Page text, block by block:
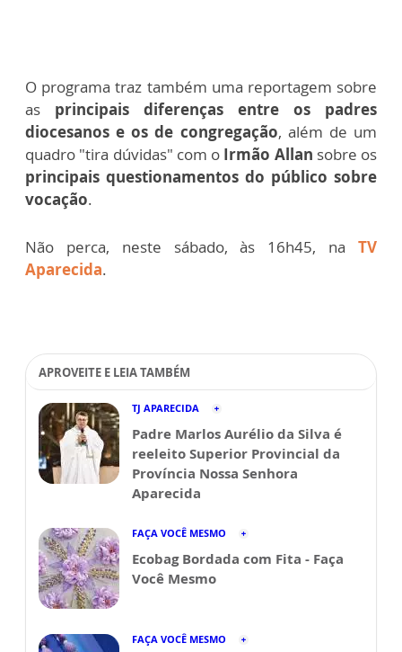
O programa traz também uma reportagem sobre
as principais diferenças entre os padres
diocesanos e os de congregação, além de um
quadro "tira dúvidas" com o Irmão Allan sobre os
principais questionamentos do público sobre
vocação.
Não perca, neste sábado, às 16h45, na TV
Aparecida.
APROVEITE E LEIA TAMBÉM
TJ APARECIDA
Padre Marlos Aurélio da Silva é
reeleito Superior Provincial da
Província Nossa Senhora
Aparecida
FAÇA VOCÊ MESMO
Ecobag Bordada com Fita - Faça
Você Mesmo
FAÇA VOCÊ MESMO